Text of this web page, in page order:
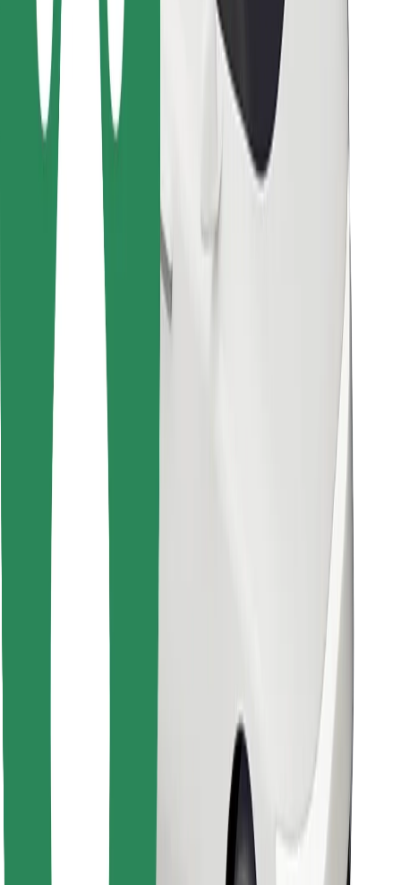
Flottapartnereknek
Éttermeknek
Bolt for Business
Sütik
Biztonság
Pár perc alatt ott vagyunk érted!
Bolt alkalmazás letöltése
Bolt Food app letöltése